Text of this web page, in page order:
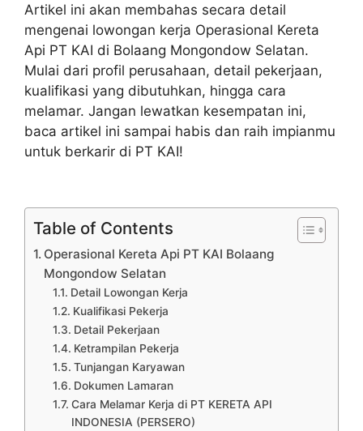
Artikel ini akan membahas secara detail
mengenai lowongan kerja Operasional Kereta
Api PT KAI di Bolaang Mongondow Selatan.
Mulai dari profil perusahaan, detail pekerjaan,
kualifikasi yang dibutuhkan, hingga cara
melamar. Jangan lewatkan kesempatan ini,
baca artikel ini sampai habis dan raih impianmu
untuk berkarir di PT KAI!
Table of Contents
Operasional Kereta Api PT KAI Bolaang
Mongondow Selatan
Detail Lowongan Kerja
Kualifikasi Pekerja
Detail Pekerjaan
Ketrampilan Pekerja
Tunjangan Karyawan
Dokumen Lamaran
Cara Melamar Kerja di PT KERETA API
INDONESIA (PERSERO)